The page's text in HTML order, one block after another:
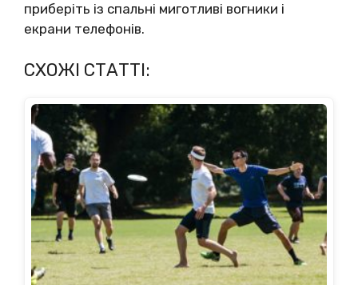
приберіть із спальні миготливі вогники і
екрани телефонів.
СХОЖІ СТАТТІ: